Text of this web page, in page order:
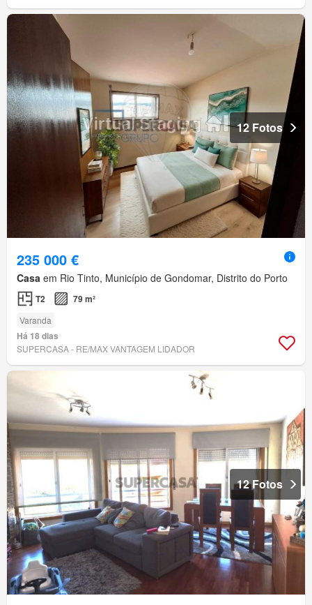
12 Fotos
235 000 €
Casa em Rio Tinto, Município de Gondomar, Distrito do Porto
T2 79 m²
Varanda
Há 18 dias
SUPERCASA - RE/MAX VANTAGEM LIDADOR
12 Fotos